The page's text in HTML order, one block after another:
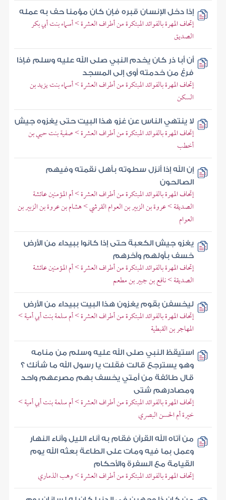
إذا دخل الإنسان قبره فإن كان مؤمنا حف به عمله
إتحاف المهرة بالفوائد المبتكرة من أطراف العشرة > أسماء بنت أبي بكر
الصديق
أن أبا ذر كان يخدم النبي صلى الله عليه وسلم فإذا
فرغ من خدمته أوى إلى المسجد
إتحاف المهرة بالفوائد المبتكرة من أطراف العشرة > أسماء بنت يزيد بن
السكن
لا ينتهي الناس عن غزو هذا البيت حتى يغزوه جيش
إتحاف المهرة بالفوائد المبتكرة من أطراف العشرة > صفية بنت حيي بن
أخطب
إن الله إذا أنزل سطوته بأهل نقمته وفيهم
الصالحون
إتحاف المهرة بالفوائد المبتكرة من أطراف العشرة > أم المؤمنين عائشة
الصديقة > عروة بن الزبير بن العوام القرشي > هشام بن عروة بن الزبير بن
العوام
يغزو جيش الكعبة حتى إذا كانوا ببيداء من الأرض
خسف بأولهم وآخرهم
إتحاف المهرة بالفوائد المبتكرة من أطراف العشرة > أم المؤمنين عائشة
الصديقة > نافع بن جبير بن مطعم
ليخسفن بقوم يغزون هذا البيت ببيداء من الأرض
إتحاف المهرة بالفوائد المبتكرة من أطراف العشرة > أم سلمة بنت أبي أمية >
المهاجر بن القبطية
استيقظ النبي صلى الله عليه وسلم من منامه
وهو يسترجع قالت فقلت يا رسول الله ما شأنك ؟
قال طائفة من أمتي يخسف بهم مصرعهم واحد
ومصادرهم شتى
إتحاف المهرة بالفوائد المبتكرة من أطراف العشرة > أم سلمة بنت أبي أمية >
خيرة أم الحسن البصري
من آتاه الله القرآن فقام به آناء الليل وآناء النهار
وعمل بما فيه ومات على الطاعة بعثه الله يوم
القيامة مع السفرة والأحكام
إتحاف المهرة بالفوائد المبتكرة من أطراف العشرة > وهب الذماري